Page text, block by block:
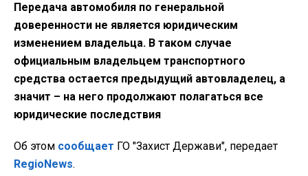
Передача автомобиля по генеральной
доверенности не является юридическим
изменением владельца. В таком случае
официальным владельцем транспортного
средства остается предыдущий автовладелец, а
значит – на него продолжают полагаться все
юридические последствия
Об этом сообщает ГО "Захист Держави", передает
RegioNews.